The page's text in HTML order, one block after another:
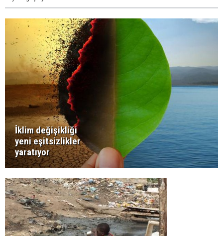
İklim değişikliği
yeni eşitsizlikler
yaratıyor